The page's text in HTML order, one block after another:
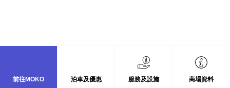
前往MOKO 泊車及優惠 服務及設施 商場資料